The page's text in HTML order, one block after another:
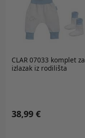
CLAR 07033 komplet za
izlazak iz rodilišta
38,99 €